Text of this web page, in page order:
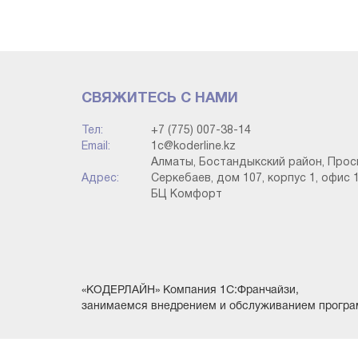
(кәсіпорын-есеп саясаты бөлімі) белгіленетін
жеке орындалады. Бұл әдіс қарапайым
СВЯЖИТЕСЬ С НАМИ
Тел:
+7 (775) 007-38-14
Email:
1c@koderline.kz
Адрес:
Алматы, Бостандыкский район,
Серкебаев, дом 107, корпус 1, офис
БЦ Комфорт
«КОДЕРЛАЙН» Компания 1С:Франчайзи,
занимаемся внедрением и обслуживанием